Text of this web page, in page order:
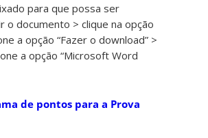
para que possa ser
o documento > clique na opção
a opção “Fazer o download” >
a opção “Microsoft Word
de pontos para a Prova